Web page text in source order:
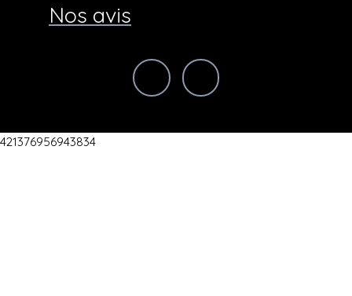
Nos avis
421376956943834